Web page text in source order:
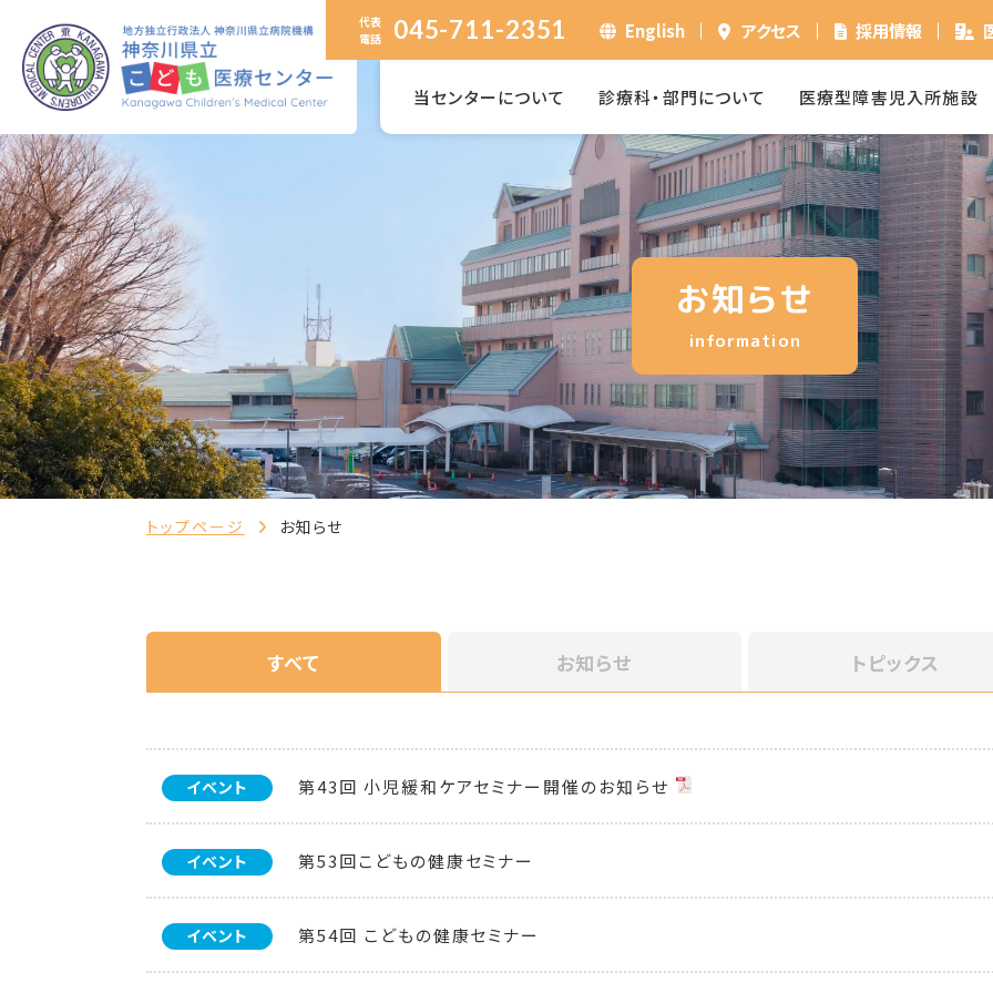
代表
電話
045-711-2351 English アクセス 採用情報
当センターについて 診療科・部門について 医療型障害児入所施設
お知らせ
information
トップページ お知らせ
すべて お知らせ トピックス
イベント 第43回 小児緩和ケアセミナー開催のお知らせ
イベント 第53回こどもの健康セミナー
イベント 第54回 こどもの健康セミナー